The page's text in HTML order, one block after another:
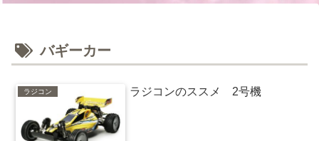
バギーカー
ラジコン ラジコンのススメ 2号機